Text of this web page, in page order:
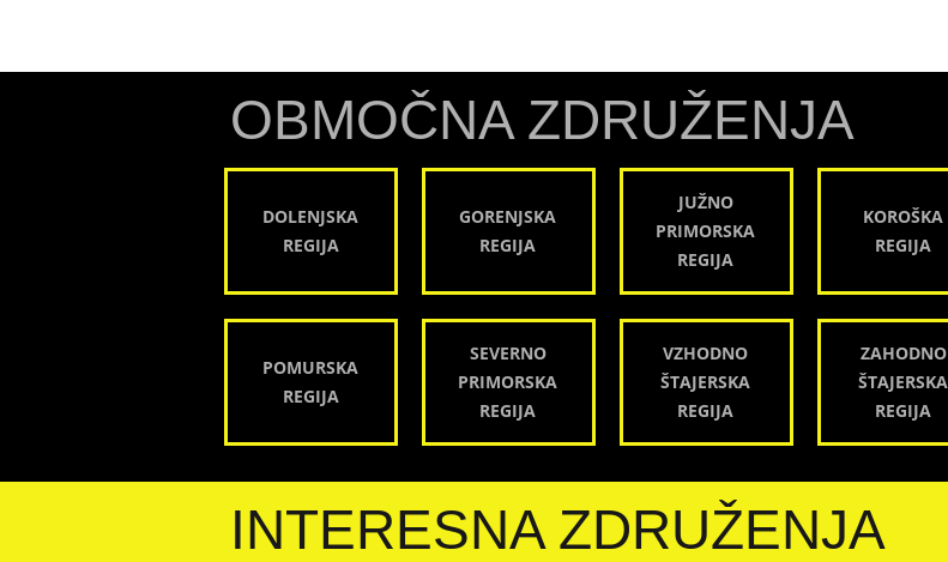
OBMOČNA ZDRUŽENJA
DOLENJSKA
REGIJA
GORENJSKA
REGIJA
JUŽNO
PRIMORSKA
REGIJA
KOROŠKA
REGIJA
POMURSKA
REGIJA
SEVERNO
PRIMORSKA
REGIJA
VZHODNO
ŠTAJERSKA
REGIJA
ZAHODNO
ŠTAJERSKA
REGIJA
INTERESNA ZDRUŽENJA